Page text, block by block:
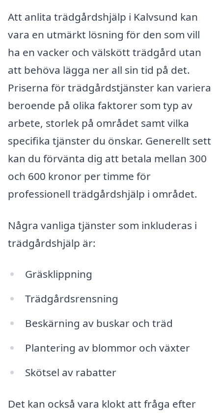
Att anlita trädgårdshjälp i Kalvsund kan
vara en utmärkt lösning för den som vill
ha en vacker och välskött trädgård utan
att behöva lägga ner all sin tid på det.
Priserna för trädgårdstjänster kan variera
beroende på olika faktorer som typ av
arbete, storlek på området samt vilka
specifika tjänster du önskar. Generellt sett
kan du förvänta dig att betala mellan 300
och 600 kronor per timme för
professionell trädgårdshjälp i området.
Några vanliga tjänster som inkluderas i
trädgårdshjälp är:
Gräsklippning
Trädgårdsrensning
Beskärning av buskar och träd
Plantering av blommor och växter
Skötsel av rabatter
Det kan också vara klokt att fråga efter